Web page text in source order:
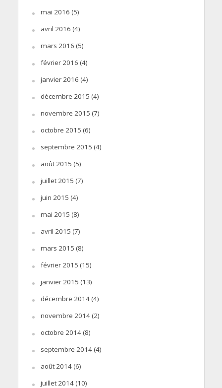
mai 2016 (5)
avril 2016 (4)
mars 2016 (5)
février 2016 (4)
janvier 2016 (4)
décembre 2015 (4)
novembre 2015 (7)
octobre 2015 (6)
septembre 2015 (4)
août 2015 (5)
juillet 2015 (7)
juin 2015 (4)
mai 2015 (8)
avril 2015 (7)
mars 2015 (8)
février 2015 (15)
janvier 2015 (13)
décembre 2014(4)
novembre 2014(2)
octobre 2014(8)
septembre 2014(4)
août 2014(6)
juillet 2014(10)